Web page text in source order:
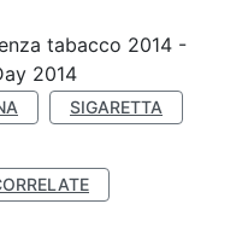
tabacco 2014 -
2014
SIGARETTA